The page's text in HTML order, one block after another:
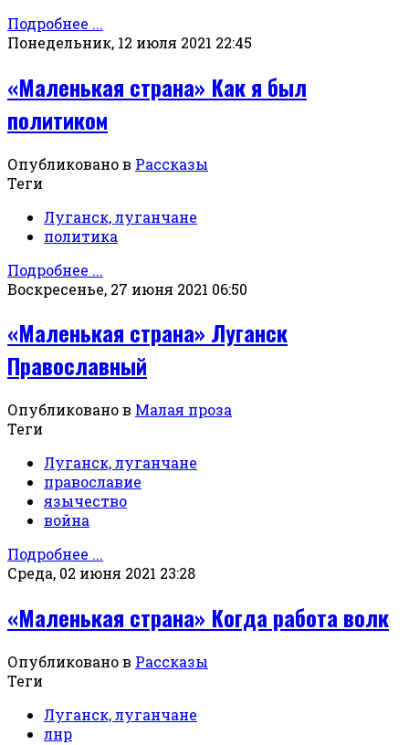
Подробнее ...
Понедельник, 12 июля 2021 22:45
«Маленькая страна» Как я был
политиком
Опубликовано в Рассказы
Теги
Луганск, луганчане
политика
Подробнее ...
Воскресенье, 27 июня 2021 06:50
«Маленькая страна» Луганск
Православный
Опубликовано в Малая проза
Теги
Луганск, луганчане
православие
язычество
война
Подробнее ...
Среда, 02 июня 2021 23:28
«Маленькая страна» Когда работа волк
Опубликовано в Рассказы
Теги
Луганск, луганчане
лнр